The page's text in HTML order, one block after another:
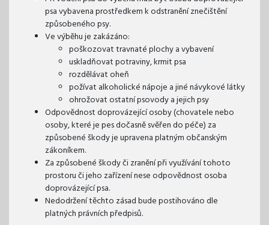
psa vybavena prostředkem k odstranění znečištění
způsobeného psy.
Ve výběhu je zakázáno:
poškozovat travnaté plochy a vybavení
uskladňovat potraviny, krmit psa
rozdělávat oheň
požívat alkoholické nápoje a jiné návykové látky
ohrožovat ostatní psovody a jejich psy
Odpovědnost doprovázející osoby (chovatele nebo
osoby, které je pes dočasně svěřen do péče) za
způsobené škody je upravena platným občanským
zákoníkem.
Za způsobené škody či zranění při využívání tohoto
prostoru či jeho zařízení nese odpovědnost osoba
doprovázející psa.
Nedodržení těchto zásad bude postihováno dle
platných právních předpisů.